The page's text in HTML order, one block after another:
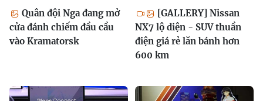
Quân đội Nga đang mở
cửa đánh chiếm đầu cầu
vào Kramatorsk
[GALLERY] Nissan
NX7 lộ diện - SUV thuần
điện giá rẻ lăn bánh hơn
600 km